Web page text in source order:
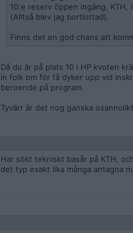
10:e reserv öppen ingång, KTH,
(Alltså blev jag bortlottad).
Finns det en god chans att
Då du är på plats 10 i HP kvoten
in folk om för få dyker upp vid
beroende på program.
Tyvärr är det nog ganska
Har sökt tekniskt basår på KTH,
det typ exakt lika många antagna